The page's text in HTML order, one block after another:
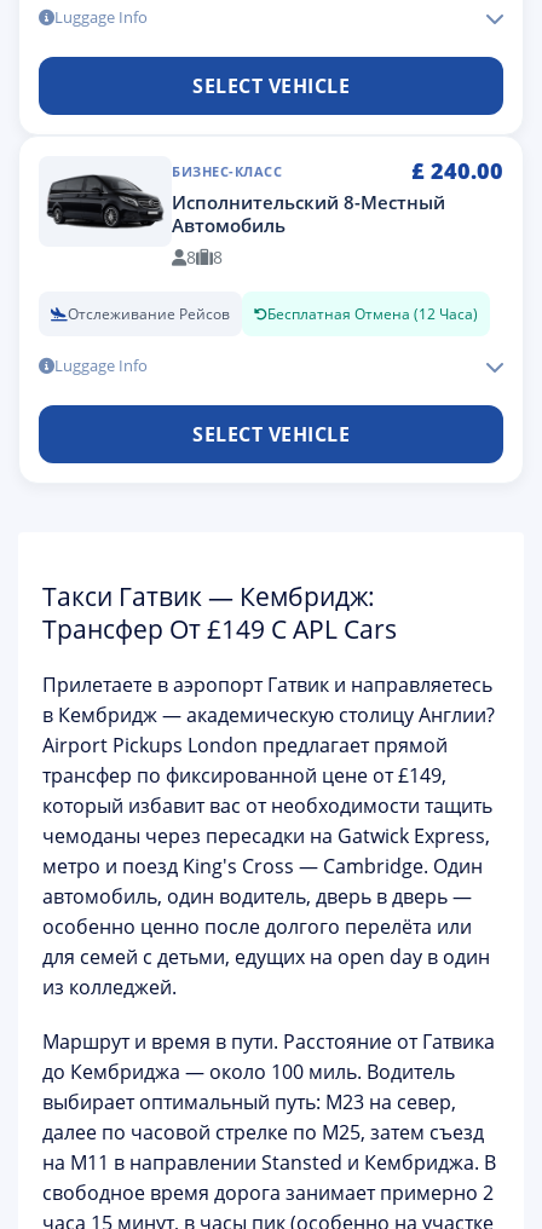
Luggage Info
SELECT VEHICLE
БИЗНЕС-КЛАСС £ 240.00
Исполнительский 8-Местный
Автомобиль
8 8
Отслеживание Рейсов Бесплатная Отмена (12 Часа)
Luggage Info
SELECT VEHICLE
Такси Гатвик — Кембридж:
Трансфер От £149 С APL Cars
Прилетаете ваэропорт Гатвик и направляетесь
в Кембридж — академическую столицу Англии?
Airport Pickups London предлагает прямой
трансфер по фиксированной цене от £149,
который избавит вас от необходимости тащить
чемоданы через пересадки на Gatwick Express,
метро и поезд King's Cross — Cambridge. Один
автомобиль, один водитель, дверь в дверь —
особенно ценно после долгого перелёта или
для семей с детьми, едущих на open day в один
из колледжей.
Маршрут и время в пути. Расстояние от Гатвика
до Кембриджа — около 100 миль. Водитель
выбирает оптимальный путь: M23 на север,
далее по часовой стрелке по M25, затем съезд
на M11 в направлении Stansted и Кембриджа. В
свободное время дорога занимает примерно 2
часа 15 минут, в часы пик (особенно на участке